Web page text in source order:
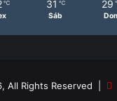
℃ 31 ℃
Sáb
29
All Rights Reserved |